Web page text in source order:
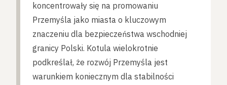
koncentrowały się na promowaniu
Przemyśla jako miasta o kluczowym
znaczeniu dla bezpieczeństwa wschodniej
granicy Polski. Kotula wielokrotnie
podkreślał, że rozwój Przemyśla jest
warunkiem koniecznym dla stabilności